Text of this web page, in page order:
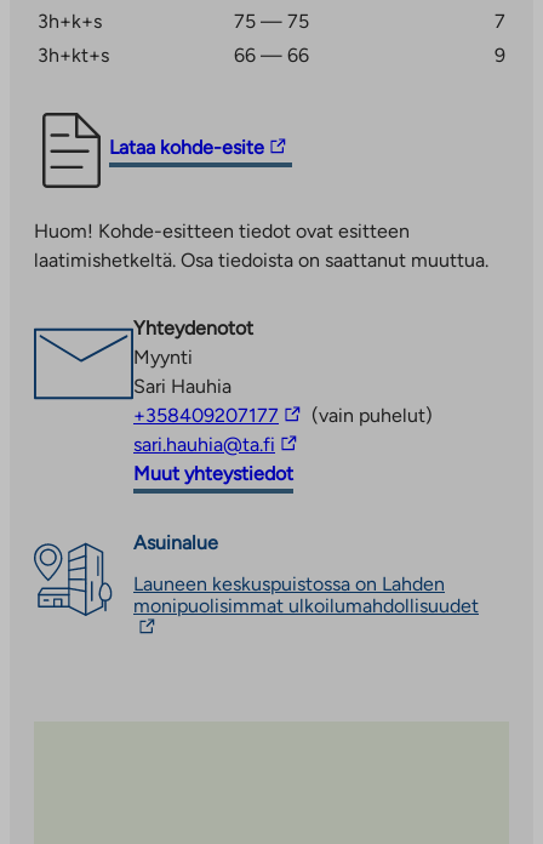
3h+k+s
75 — 75
7
3h+kt+s
66 — 66 9
Lataa kohde-esite
Linkki
vie
palveluun.
Linkki
uuteen
välilehteen
Huom! Kohde-esitteen tiedot ovat esitteen
laatimishetkeltä. Osa tiedoista on saattanut muuttua.
Yhteydenotot
Myynti
Sari Hauhia
+358409207177 Linkki
vie
ulkopuoliseen
palveluun
(vain puhelut)
sari.hauhia@ta.fi Linkki
vie
ulkopuoliseen
Muut yhteystiedot
Asuinalue
Launeen keskuspuistossa on Lahden
monipuolisimmat ulkoilumahdollisuudetLinkki